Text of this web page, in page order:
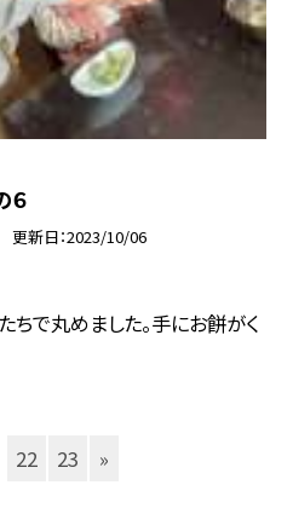
６
更新日 2023/10/06
ちで丸めました。手にお餅がく
22 23 »